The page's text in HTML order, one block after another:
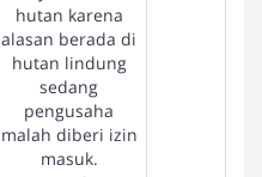
hutan karena
alasan berada di
hutan lindung
sedang
pengusaha
malah diberi izin
masuk.